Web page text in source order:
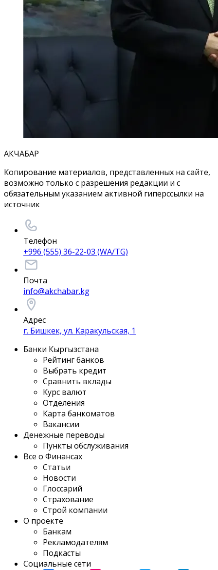
АКЧАБАР
Копирование материалов, представленных на сайте,
возможно только с разрешения редакции и с
обязательным указанием активной гиперссылки на
источник
Телефон
+996 (555) 36-22-03 (WA/TG)
Почта
info@akchabar.kg
Адрес
г. Бишкек, ул. Каракульская, 1
Банки Кыргызстана
Рейтинг банков
Выбрать кредит
Сравнить вклады
Курс валют
Отделения
Карта банкоматов
Вакансии
Денежные переводы
Пункты обслуживания
Все о Финансах
Статьи
Новости
Глоссарий
Страхование
Строй компании
О проекте
Банкам
Рекламодателям
Подкасты
Социальные сети